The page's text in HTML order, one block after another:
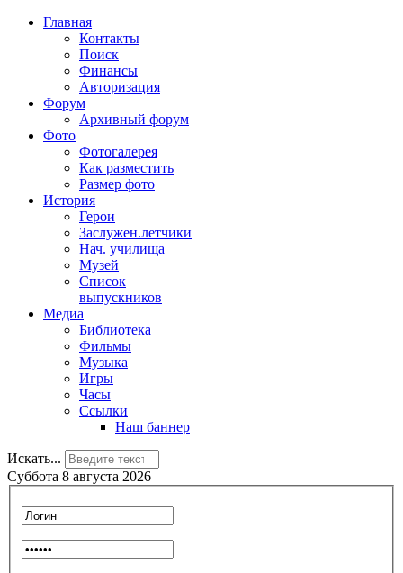
Главная
Контакты
Поиск
Финансы
Авторизация
Форум
Архивный форум
Фото
Фотогалерея
Как разместить
Размер фото
История
Герои
Заслужен.летчики
Нач. училища
Музей
Список
выпускников
Медиа
Библиотека
Фильмы
Музыка
Игры
Часы
Ссылки
Наш баннер
Искать...
Суббота 8 августа 2026